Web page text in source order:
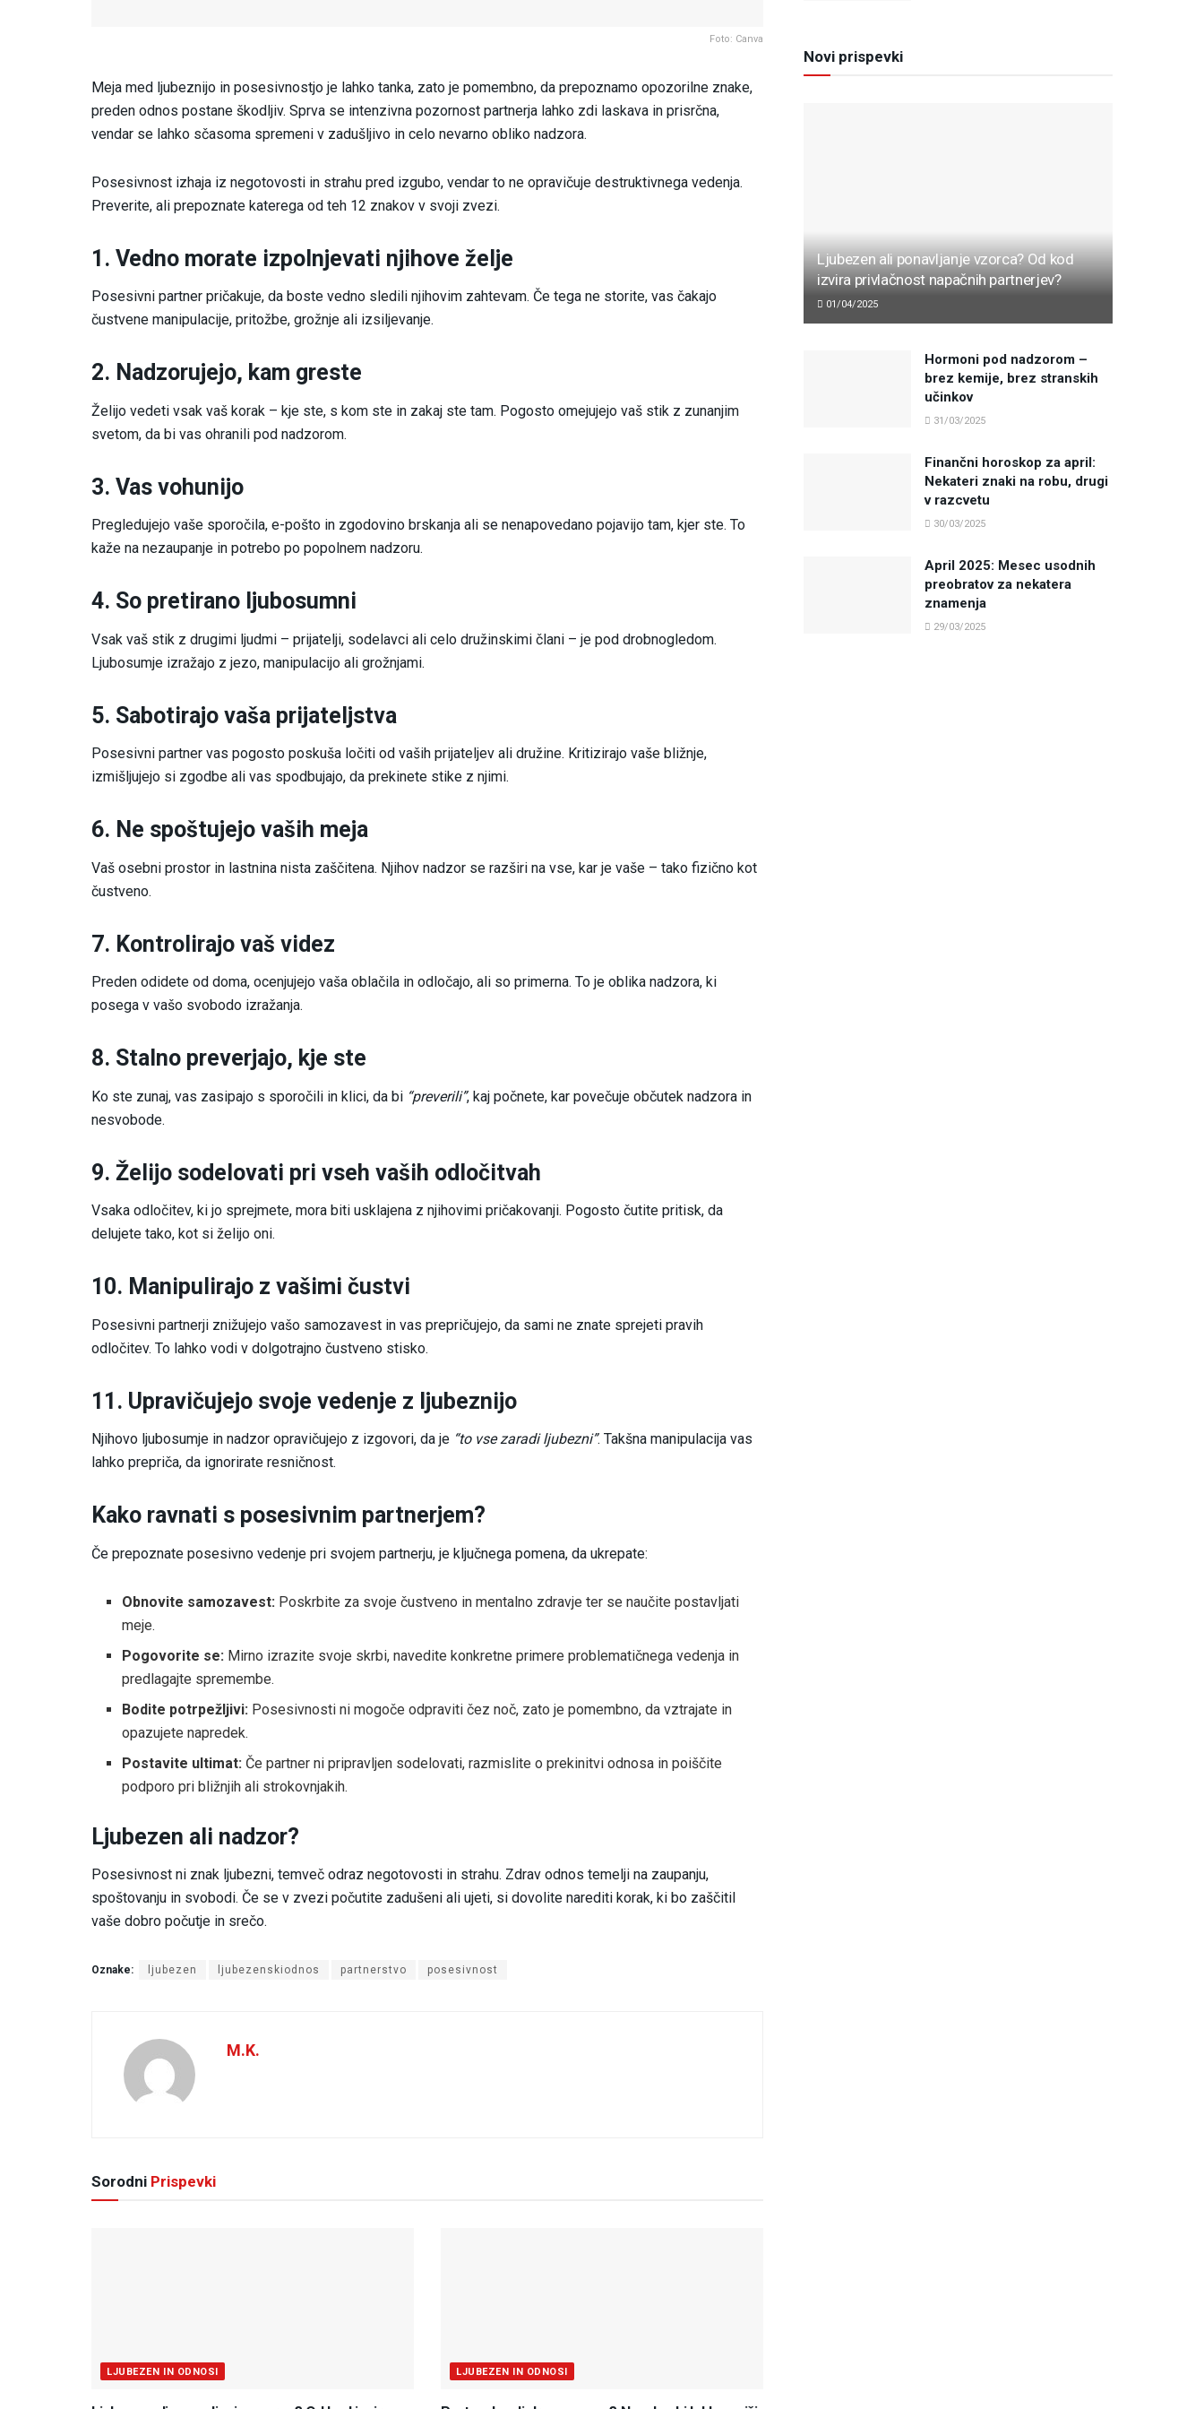
Foto: Canva
Meja med ljubeznijo in posesivnostjo je lahko tanka, zato je pomembno, da prepoznamo opozorilne znake,
preden odnos postane škodljiv. Sprva se intenzivna pozornost partnerja lahko zdi laskava in prisrčna,
vendar se lahko sčasoma spremeni v zadušljivo in celo nevarno obliko nadzora.
Posesivnost izhaja iz negotovosti in strahu pred izgubo, vendar to ne opravičuje destruktivnega vedenja.
Preverite, ali prepoznate katerega od teh 12 znakov v svoji zvezi.
1. Vedno morate izpolnjevati njihove želje
Posesivni partner pričakuje, da boste vedno sledili njihovim zahtevam. Če tega ne storite, vas čakajo
čustvene manipulacije, pritožbe, grožnje ali izsiljevanje.
2. Nadzorujejo, kam greste
Želijo vedeti vsak vaš korak – kje ste, s kom ste in zakaj ste tam. Pogosto omejujejo vaš stik z zunanjim
svetom, da bi vas ohranili pod nadzorom.
3. Vas vohunijo
Pregledujejo vaše sporočila, e-pošto in zgodovino brskanja ali se nenapovedano pojavijo tam, kjer ste. To
kaže na nezaupanje in potrebo po popolnem nadzoru.
4. So pretirano ljubosumni
Vsak vaš stik z drugimi ljudmi – prijatelji, sodelavci ali celo družinskimi člani – je pod drobnogledom.
Ljubosumje izražajo z jezo, manipulacijo ali grožnjami.
5. Sabotirajo vaša prijateljstva
Posesivni partner vas pogosto poskuša ločiti od vaših prijateljev ali družine. Kritizirajo vaše bližnje,
izmišljujejo si zgodbe ali vas spodbujajo, da prekinete stike z njimi.
6. Ne spoštujejo vaših meja
Vaš osebni prostor in lastnina nista zaščitena. Njihov nadzor se razširi na vse, kar je vaše – tako fizično kot
čustveno.
7. Kontrolirajo vaš videz
Preden odidete od doma, ocenjujejo vaša oblačila in odločajo, ali so primerna. To je oblika nadzora, ki
posega v vašo svobodo izražanja.
8. Stalno preverjajo, kje ste
Ko ste zunaj, vas zasipajo s sporočili in klici, da bi “preverili”, kaj počnete, kar povečuje občutek nadzora in
nesvobode.
9. Želijo sodelovati pri vseh vaših odločitvah
Vsaka odločitev, ki jo sprejmete, mora biti usklajena z njihovimi pričakovanji. Pogosto čutite pritisk, da
delujete tako, kot si želijo oni.
10. Manipulirajo z vašimi čustvi
Posesivni partnerji znižujejo vašo samozavest in vas prepričujejo, da sami ne znate sprejeti pravih
odločitev. To lahko vodi v dolgotrajno čustveno stisko.
11. Upravičujejo svoje vedenje z ljubeznijo
Njihovo ljubosumje in nadzor opravičujejo z izgovori, da je “to vse zaradi ljubezni”. Takšna manipulacija vas
lahko prepriča, da ignorirate resničnost.
Kako ravnati s posesivnim partnerjem?
Če prepoznate posesivno vedenje pri svojem partnerju, je ključnega pomena, da ukrepate:
Obnovite samozavest: Poskrbite za svoje čustveno in mentalno zdravje ter se naučite postavljati
meje.
Pogovorite se: Mirno izrazite svoje skrbi, navedite konkretne primere problematičnega vedenja in
predlagajte spremembe.
Bodite potrpežljivi: Posesivnosti ni mogoče odpraviti čez noč, zato je pomembno, da vztrajate in
opazujete napredek.
Postavite ultimat: Če partner ni pripravljen sodelovati, razmislite o prekinitvi odnosa in poiščite
podporo pri bližnjih ali strokovnjakih.
Ljubezen ali nadzor?
Posesivnost ni znak ljubezni, temveč odraz negotovosti in strahu. Zdrav odnos temelji na zaupanju,
spoštovanju in svobodi. Če se v zvezi počutite zadušeni ali ujeti, si dovolite narediti korak, ki bo zaščitil
vaše dobro počutje in srečo.
Oznake: ljubezen ljubezenskiodnos partnerstvo posesivnost
M.K.
Sorodni Prispevki
LJUBEZEN IN ODNOSI LJUBEZEN IN ODNOSI
Novi prispevki
Ljubezen ali ponavljanje vzorca? Od kod
izvira privlačnost napačnih partnerjev?
01/04/2025
Hormoni pod nadzorom –
brez kemije, brez stranskih
učinkov
31/03/2025
Finančni horoskop za april:
Nekateri znaki na robu, drugi
v razcvetu
30/03/2025
April 2025: Mesec usodnih
preobratov za nekatera
znamenja
29/03/2025